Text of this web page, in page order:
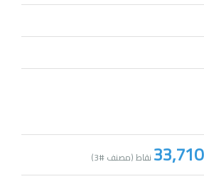
33,710 نقاط (مصنف #3
)